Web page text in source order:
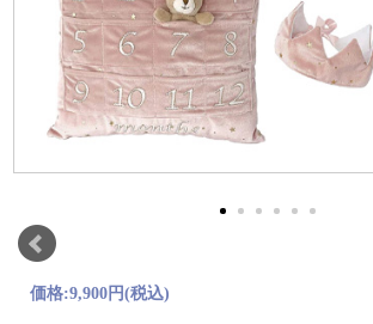
価格:9,900円(税込)